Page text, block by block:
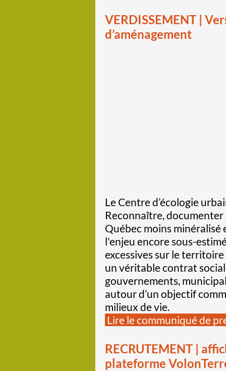
VERDISSEMENT |
d’aménagement
Le Centre d’écologie
Reconnaître,
Québec moins
l'enjeu encore sous-
excessives sur le
un véritable contrat
gouvernements,
autour d’un objectif
milieux de vie.
Lire le communiqué de
RECRUTEMENT |
plateforme